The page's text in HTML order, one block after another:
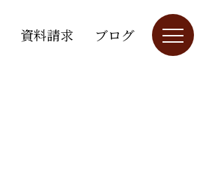
資料請求 ブログ